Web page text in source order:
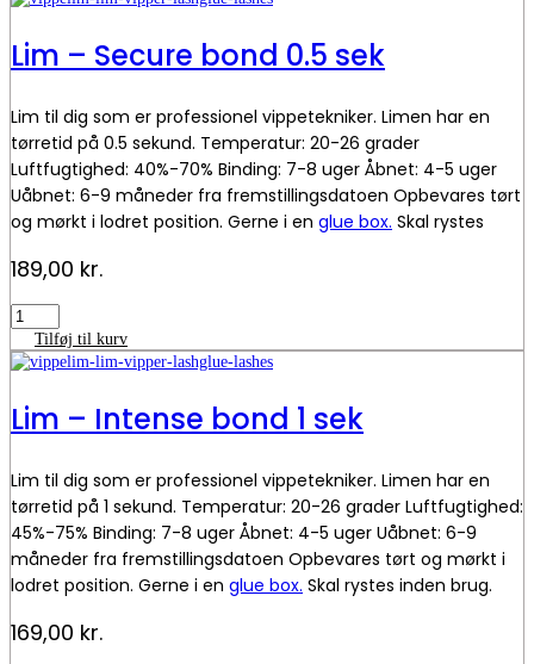
Lim – Secure bond 0.5 sek
Lim til dig som er professionel vippetekniker. Limen har en
tørretid på 0.5 sekund. Temperatur: 20-26 grader
Luftfugtighed: 40%-70% Binding: 7-8 uger Åbnet: 4-5 uger
Uåbnet: 6-9 måneder fra fremstillingsdatoen Opbevares tørt
og mørkt i lodret position. Gerne i en glue box. Skal rystes
189,00 kr.
Lim
-
Secure
bond
sek
antal
Tilføj til kurv
Lim – Intense bond 1 sek
Lim til dig som er professionel vippetekniker. Limen har en
tørretid på 1 sekund. Temperatur: 20-26 grader Luftfugtighed:
45%-75% Binding: 7-8 uger Åbnet: 4-5 uger Uåbnet: 6-9
måneder fra fremstillingsdatoen Opbevares tørt og mørkt i
lodret position. Gerne i en glue box. Skal rystes inden brug.
169,00 kr.